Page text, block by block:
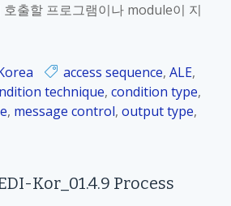
출할 프로그램이나 module이 지
access sequence, ALE,
technique, condition type,
, message control, output type,
Kor_01.4.9 Process